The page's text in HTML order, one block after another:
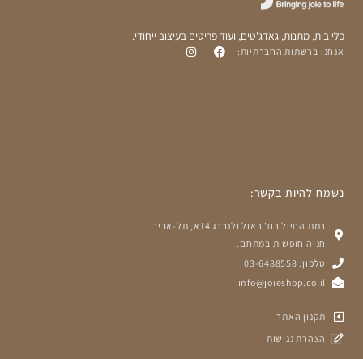
כלי בית, מתנות, גאדג'טים, ועוד פריטים בעיצוב ייחודי.
אנחנו ברשתות החברתיות:
נשמח להיות בקשר:
רמת החייל רח' ראול ולנברג 14א, תל-אביב
חניה חופשית במתחם.
טלפון: 03-6488558
info@joieshop.co.il
תקנון האתר
הצהרת נגישות